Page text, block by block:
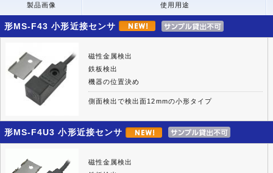
製品画像 使用用途
形MS-F43 小形近接センサ
磁性金属検出
鉄板検出
機器の位置決め
側面検出で検出面12mmの小形タイプ
形MS-F4U3 小形近接センサ
磁性金属検出